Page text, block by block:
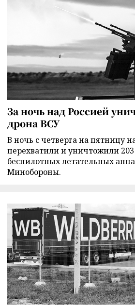
За ночь над Россией
дрона ВСУ
В ночь с четверга на пятницу
перехватили и уничтожили
беспилотных летательных
Минобороны.